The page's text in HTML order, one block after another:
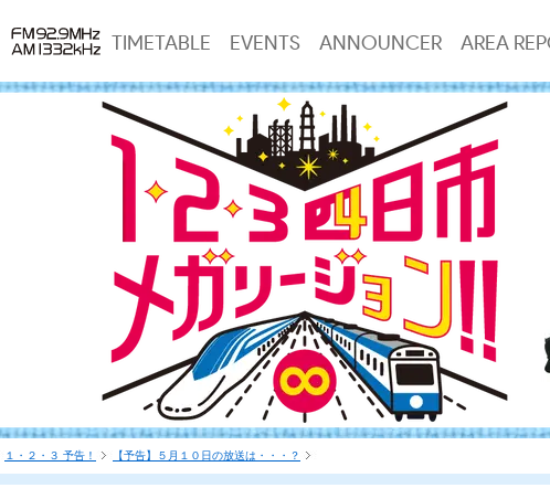
TIMETABLE EVENTS ANNOUNCER AREA
１・２・３ 予告！ 【予告】５月１０日の放送は・・・？